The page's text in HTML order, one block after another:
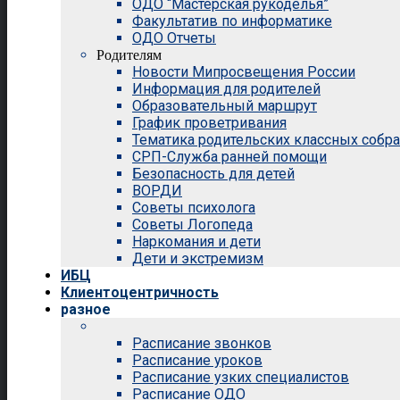
ОДО “Мастерская рукоделья”
Факультатив по информатике
ОДО Отчеты
Родителям
Новости Мипросвещения России
Информация для родителей
Образовательный маршрут
График проветривания
Тематика родительских классных
СРП-Служба ранней помощи
Безопасность для детей
ВОРДИ
Советы психолога
Советы Логопеда
Наркомания и дети
Дети и экстремизм
ИБЦ
Клиентоцентричность
разное
Расписание звонков
Расписание уроков
Расписание узких специалистов
Расписание ОДО